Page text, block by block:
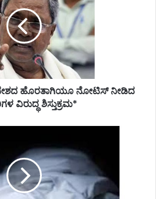
ಹೊರತಾಗಿಯೂ ನೋಟಿಸ್ ನೀಡಿದ
ವಿರುದ್ಧ ಶಿಸ್ತುಕ್ರಮ*